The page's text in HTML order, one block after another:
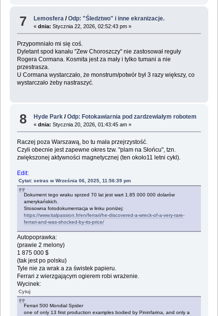
7 Lemosfera /Odp: "Śledztwo" i inne ekranizacje.
«dnia: Stycznia 22, 2026, 02:52:43 pm »
Przypomniało mi się coś.
Dyletant spod kanału "Zew Choroszczy" nie zastosował reguły
Rogera Cormana. Kosmita jest za mały i tylko tumani a nie
przestrasza.
U Cormana wystarczało, że monstrum/potwór był 3 razy większy, co
wystarczało żeby nastraszyć.
8 Hyde Park /Odp: Fotokawiarnia pod zardzewiałym robotem
«dnia: Stycznia 20, 2026, 01:43:45 am »
Raczej poza Warszawą, bo tu mała przejrzystość.
Czyli obecnie jest zapewne okres tzw. "plam na Słońcu", tzn.
zwiększonej aktywności magnetycznej (ten około11 letni cykl).
Edit:
Cytat: xetras w Września 06, 2025, 11:56:39 pm
Dokument tego wraku sprzed 70 lat jest wart 1.85 000 000 dolarów
amerykańskich.
Stosowna fotodokumentacja w linku poniżej:
https://www.italpassion.fr/en/ferrari/he-discovered-a-wreck-of-a-very-rare-
ferrari-and-was-shocked-by-its-price/
Autopoprawka:
(prawie 2 melony)
1 875 000 $
(tak jest po polsku)
Tyle nie za wrak a za świstek papieru.
Ferrari z wierzgającym ogierem robi wrażenie.
Wycinek:
Cytuj
Ferrari 500 Mondial Spider
one of only 13 first production examples bodied by Pininfarina, and only a